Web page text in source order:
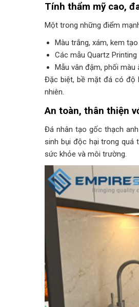
Tính thẩm mỹ cao,
Một trong những điểm
Màu trắng, xám, kem
Các mẫu Quartz
Mẫu vân đậm, phối màu
Đặc biệt, bề mặt đá có độ
nhiên.
An toàn, thân thiện
Đá nhân tạo gốc thạch
sinh bụi độc hại trong quá
sức khỏe và môi trường.